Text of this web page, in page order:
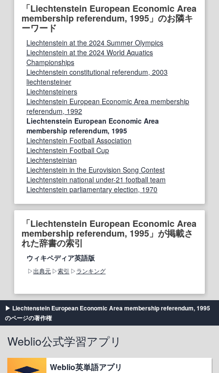
「Liechtenstein European Economic Area
membership referendum, 1995」のお隣キ
ーワード
Liechtenstein at the 2024 Summer Olympics
Liechtenstein at the 2024 World Aquatics
Championships
Liechtenstein constitutional referendum, 2003
liechtensteiner
Liechtensteiners
Liechtenstein European Economic Area membership
referendum, 1992
Liechtenstein European Economic Area
membership referendum, 1995
Liechtenstein Football Association
Liechtenstein Football Cup
Liechtensteinian
Liechtenstein in the Eurovision Song Contest
Liechtenstein national under-21 football team
Liechtenstein parliamentary election, 1970
「Liechtenstein European Economic Area
membership referendum, 1995」が掲載さ
れた辞書の索引
ウィキペディア英語版
出典元 索引 ランキング
Liechtenstein European Economic Area membership referendum, 1995
のページの著作権
Weblio公式学習アプリ
Weblio英単語アプリ